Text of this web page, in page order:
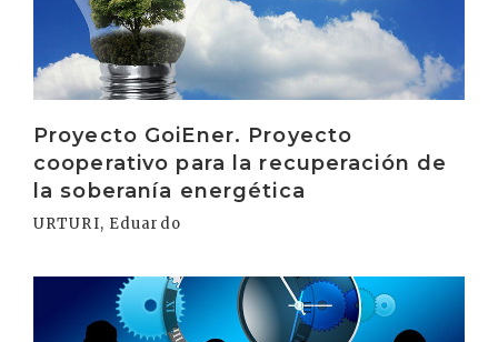
Proyecto GoiEner. Proyecto
cooperativo para la recuperación de
la soberanía energética
URTURI, Eduardo